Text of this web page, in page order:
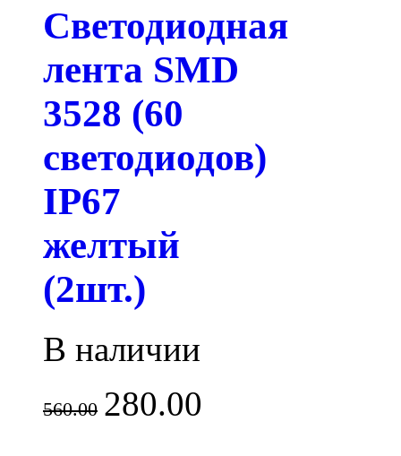
Светодиодная
лента SMD
3528 (60
светодиодов)
IP67
желтый
(2шт.)
В наличии
560.00 280.00